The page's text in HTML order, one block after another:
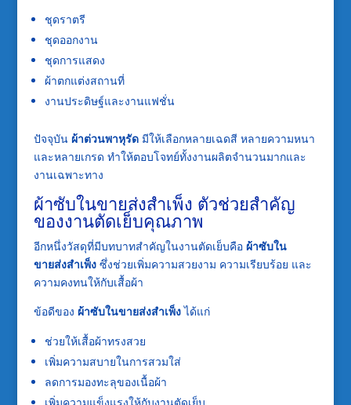
ชุดราตรี
ชุดออกงาน
ชุดการแสดง
ผ้าตกแต่งสถานที่
งานประดิษฐ์และงานแฟชั่น
ปัจจุบัน ผ้าต่วนพาหุรัดมีให้เลือกหลายเฉดสี หลายความหนา
และหลายเกรด ทำให้ตอบโจทย์ทั้งงานผลิตจำนวนมากและ
งานเฉพาะทาง
ผ้าซับในขายส่งสำเพ็ง ตัวช่วยสำคัญ
ของงานตัดเย็บคุณภาพ
อีกหนึ่งวัสดุที่มีบทบาทสำคัญในงานตัดเย็บคือ ผ้าซับใน
ขายส่งสำเพ็งซึ่งช่วยเพิ่มความสวยงาม ความเรียบร้อย และ
ความคงทนให้กับเสื้อผ้า
ข้อดีของ ผ้าซับในขายส่งสำเพ็งได้แก่
ช่วยให้เสื้อผ้าทรงสวย
เพิ่มความสบายในการสวมใส่
ลดการมองทะลุของเนื้อผ้า